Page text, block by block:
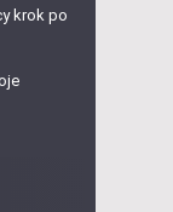
krok po